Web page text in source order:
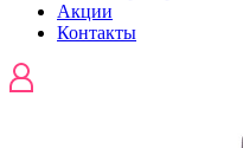
Акции
Контакты